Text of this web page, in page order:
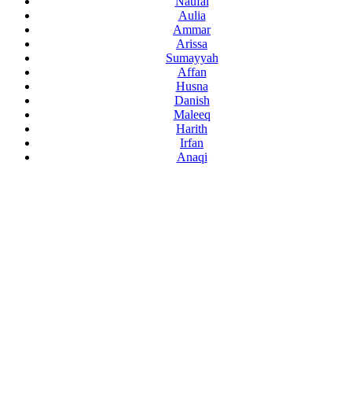
Aulia
Ammar
Arissa
Sumayyah
Affan
Husna
Danish
Maleeq
Harith
Irfan
Anaqi